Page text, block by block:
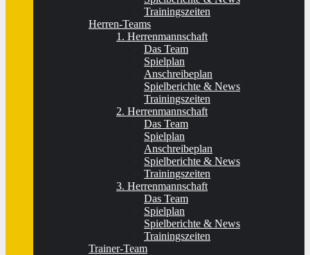
Trainingszeiten
Herren-Teams
1. Herrenmannschaft
Das Team
Spielplan
Anschreibeplan
Spielberichte & News
Trainingszeiten
2. Herrenmannschaft
Das Team
Spielplan
Anschreibeplan
Spielberichte & News
Trainingszeiten
3. Herrenmannschaft
Das Team
Spielplan
Spielberichte & News
Trainingszeiten
Trainer-Team